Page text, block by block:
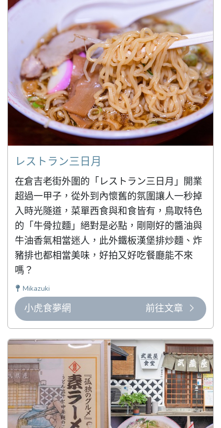
レストラン三日月
在倉吉老街外圍的「レストラン三日月」開業
超過一甲子，從外到內懷舊的氛圍讓人一秒掉
入時光隧道，菜單西食與和食皆有，鳥取特色
的「牛骨拉麵」絕對是必點，剛剛好的醬油與
牛油香氣相當迷人，此外鐵板漢堡排炒麵、炸
豬排也都相當美味，好拍又好吃餐廳能不來
嗎？
Mikazuki
小虎食夢網 前往文章